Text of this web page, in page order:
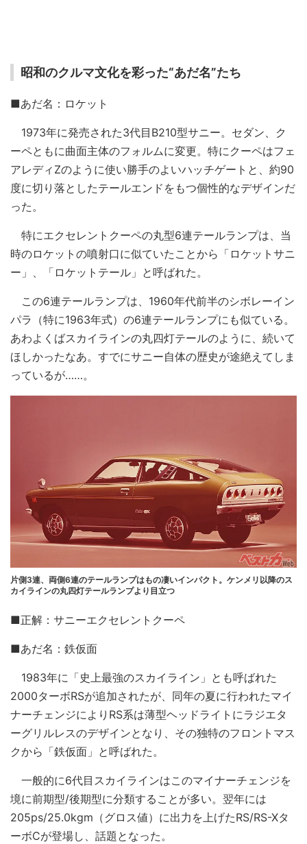
昭和のクルマ文化を彩った“あだ名”たち
■あだ名：ロケット
1973年に発売された3代目B210型サニー。セダン、ク
ーペともに曲面主体のフォルムに変更。特にクーペはフェ
アレディZのように使い勝手のよいハッチゲートと、約90
度に切り落としたテールエンドをもつ個性的なデザインだ
った。
特にエクセレントクーペの丸型6連テールランプは、当
時のロケットの噴射口に似ていたことから「ロケットサニ
ー」、「ロケットテール」と呼ばれた。
この6連テールランプは、1960年代前半のシボレーイン
パラ（特に1963年式）の6連テールランプにも似ている。
あわよくばスカイラインの丸四灯テールのように、続いて
ほしかったなあ。すでにサニー自体の歴史が途絶えてしま
っているが……。
片側3連、両側6連のテールランプはもの凄いインパクト。ケンメリ以降のス
カイラインの丸四灯テールランプより目立つ
■正解：サニーエクセレントクーペ
■あだ名：鉄仮面
1983年に「史上最強のスカイライン」とも呼ばれた
2000ターボRSが追加されたが、同年の夏に行われたマイ
ナーチェンジによりRS系は薄型ヘッドライトにラジエタ
ーグリルレスのデザインとなり、その独特のフロントマス
クから「鉄仮面」と呼ばれた。
一般的に6代目スカイラインはこのマイナーチェンジを
境に前期型/後期型に分類することが多い。翌年には
205ps/25.0kgm（グロス値）に出力を上げたRS/RS-Xタ
ーボCが登場し、話題となった。